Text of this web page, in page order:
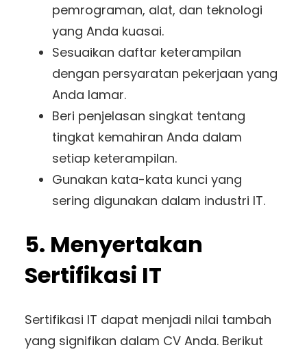
pemrograman, alat, dan teknologi
yang Anda kuasai.
Sesuaikan daftar keterampilan
dengan persyaratan pekerjaan yang
Anda lamar.
Beri penjelasan singkat tentang
tingkat kemahiran Anda dalam
setiap keterampilan.
Gunakan kata-kata kunci yang
sering digunakan dalam industri IT.
5. Menyertakan
Sertifikasi IT
Sertifikasi IT dapat menjadi nilai tambah
yang signifikan dalam CV Anda. Berikut